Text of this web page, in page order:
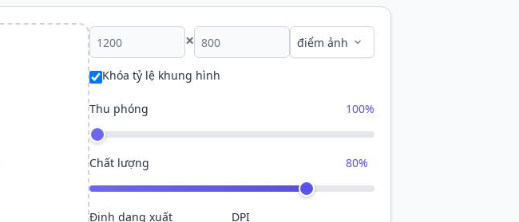
×
Khóa tỷ lệ khung hình
Thu phóng 100%
Chất lượng 80%
Định dạng xuất DPI